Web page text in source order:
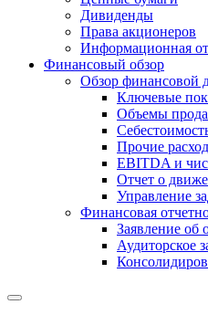
Дивиденды
Права акционеров
Информационная
Финансовый обзор
Обзор финансовой
Ключевые
Объемы
Прочие
EBITDA и
Отчет о
Управление
Финансовая
Заявление об
Аудиторское